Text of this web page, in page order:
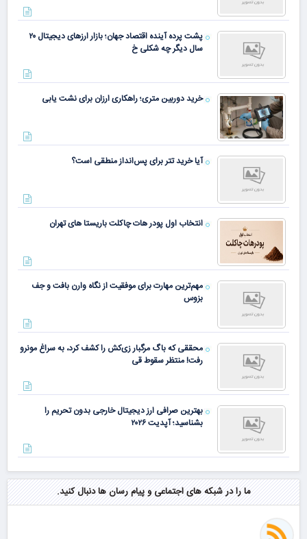
پشت پرده آینده اقتصاد جهان؛ بازار ارزهای دیجیتال ۲۰
سال دیگر چه شکلی خ
خرید دوربین متری؛ راهکاری ارزان برای نشت یابی
آیا خرید تتر برای پس‌انداز منطقی است؟
انتخاب اول پودر هات چاکلت باریستا های تهران
مهم‌ترین مهارت برای موفقیت از نگاه وارن بافت و جف
بزوس
محققی که باگ مرگبار زی‌کش را کشف کرد، به سراغ مونرو
رفت! منتظر سقوط قی
بهترین صرافی ارز دیجیتال خارجی بدون تحریم را
بشناسید؛ آپدیت ۲۰۲۶
ما را در شبکه های اجتماعی و پیام رسان ها دنبال کنید.